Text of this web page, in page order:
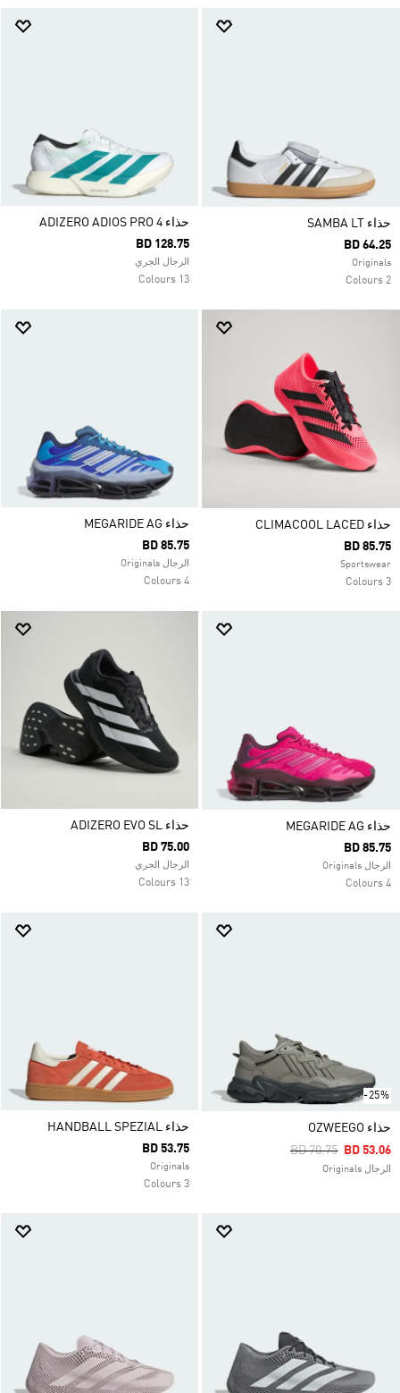
حذاء SAMBA LT
BD 64.25
Originals
2 Colours
حذاء ADIZERO ADIOS PRO 4
BD 128.75
الرجال الجري
13 Colours
حذاء CLIMACOOL LACED
BD 85.75
Sportswear
3 Colours
حذاء MEGARIDE AG
BD 85.75
الرجال Originals
4 Colours
حذاء MEGARIDE AG
BD 85.75
الرجال Originals
4 Colours
حذاء ADIZERO EVO SL
BD 75.00
الرجال الجري
13 Colours
-25%
حذاء OZWEEGO
Price Reduced
BD 70.75ToBD 53.06
الرجال Originals
حذاء HANDBALL SPEZIAL
BD 53.75
Originals
3 Colours